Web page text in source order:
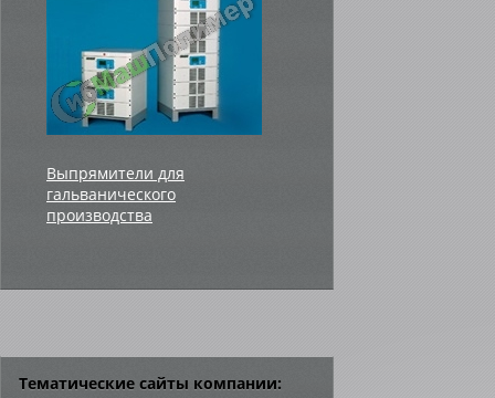
Выпрямители для
гальванического
производства
Тематические сайты компании: